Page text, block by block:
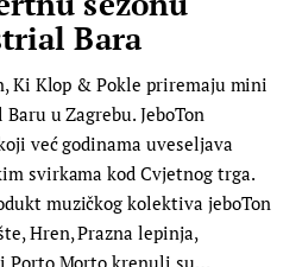
Bara
Ki Klop & Pokle priremaju mini
u Zagrebu. JeboTon
već godinama uveseljava
svirkama kod Cvjetnog trga.
muzičkog kolektiva jeboTon
Hren, Prazna lepinja,
Porto Morto krenuli su…